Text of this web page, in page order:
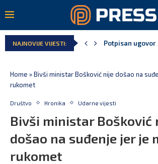
NAJNOVIJE VIJESTI:
Danski političar:
Home »Bivši ministar Bošković nije došao na
rukomet
Društvo Hronika Udarne vijesti
Bivši ministar Bošković
došao na suđenje jer je
rukomet